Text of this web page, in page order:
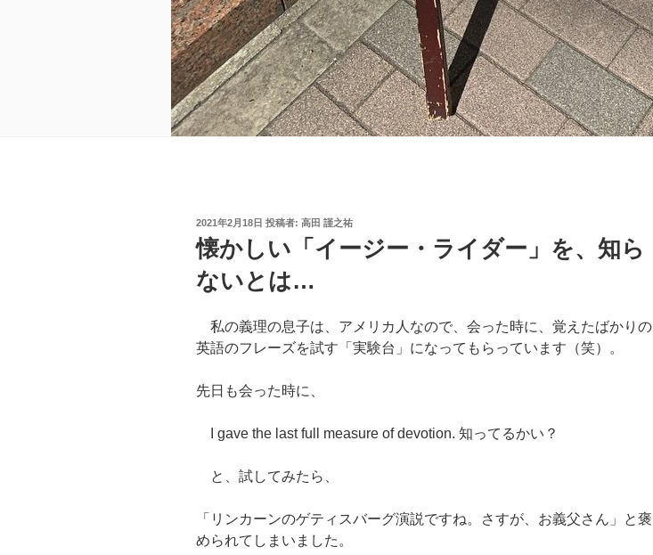
投
稿
日:
2021年2月18日 投稿者: 高田 謹之祐
懐かしい「イージー・ライダー」を、知ら
ないとは…
私の義理の息子は、アメリカ人なので、会った時に、覚えたばかりの
英語のフレーズを試す「実験台」になってもらっています（笑）。
先日も会った時に、
I gave the last full measure of devotion. 知ってるかい？
と、試してみたら、
「リンカーンのゲティスバーグ演説ですね。さすが、お義父さん」と褒
められてしまいました。